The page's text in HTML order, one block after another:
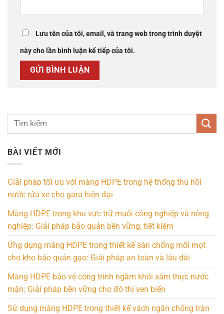
Lưu tên của tôi, email, và trang web trong trình duyệt
này cho lần bình luận kế tiếp của tôi.
BÀI VIẾT MỚI
Giải pháp tối ưu với màng HDPE trong hệ thống thu hồi
nước rửa xe cho gara hiện đại
Màng HDPE trong khu vực trữ muối công nghiệp và nông
nghiệp: Giải pháp bảo quản bền vững, tiết kiệm
Ứng dụng màng HDPE trong thiết kế sàn chống mối mọt
cho kho bảo quản gạo: Giải pháp an toàn và lâu dài
Màng HDPE bảo vệ công trình ngầm khỏi xâm thực nước
mặn: Giải pháp bền vững cho đô thị ven biển
Sử dụng màng HDPE trong thiết kế vách ngăn chống tràn